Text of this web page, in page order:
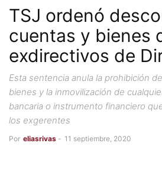
TSJ ordenó
cuentas y bienes
exdirectivos de
Esta sentencia anula la prohibición
bienes y la inmovilización de
bancaria o instrumento financiero
los exgerentes
Por eliasrivas - 11 septiembre, 2020